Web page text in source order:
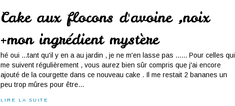
Cake aux flocons d'avoine ,noix
+mon ingrédient mystère
hé oui ...tant qu'il y en a au jardin , je ne m'en lasse pas ...... Pour celles qui
me suivent régulièrement , vous aurez bien sûr compris que j'ai encore
ajouté de la courgette dans ce nouveau cake . Il me restait 2 bananes un
peu trop mûres pour être...
LIRE LA SUITE